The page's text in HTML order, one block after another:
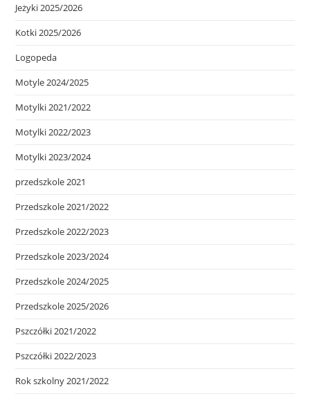
Jeżyki 2025/2026
Kotki 2025/2026
Logopeda
Motyle 2024/2025
Motylki 2021/2022
Motylki 2022/2023
Motylki 2023/2024
przedszkole 2021
Przedszkole 2021/2022
Przedszkole 2022/2023
Przedszkole 2023/2024
Przedszkole 2024/2025
Przedszkole 2025/2026
Pszczółki 2021/2022
Pszczółki 2022/2023
Rok szkolny 2021/2022